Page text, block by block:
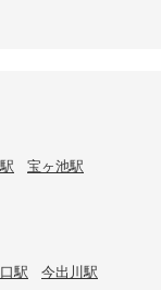
宝ヶ池駅
駅
今出川駅